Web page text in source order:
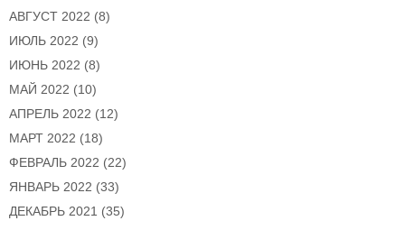
АВГУСТ 2022 (8)
ИЮЛЬ 2022 (9)
ИЮНЬ 2022 (8)
МАЙ 2022 (10)
АПРЕЛЬ 2022 (12)
МАРТ 2022 (18)
ФЕВРАЛЬ 2022 (22)
ЯНВАРЬ 2022 (33)
ДЕКАБРЬ 2021 (35)